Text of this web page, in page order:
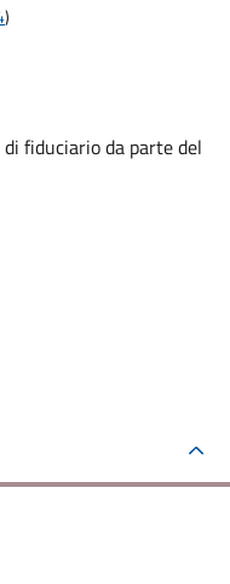
)
fiduciario da parte del